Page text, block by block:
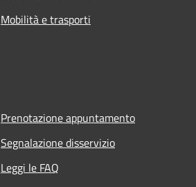
Mobilità e trasporti
Prenotazione appuntamento
Segnalazione disservizio
Leggi le FAQ